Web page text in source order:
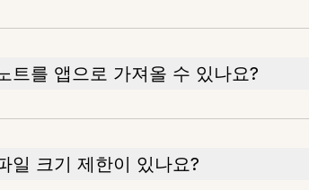
트를 앱으로 가져올 수 있나요?
일 크기 제한이 있나요?